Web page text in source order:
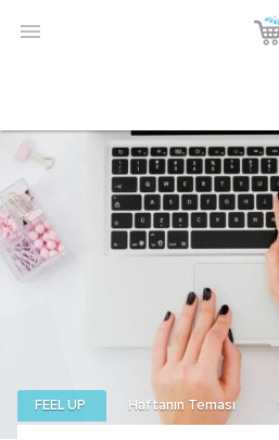

FEEL UP Haftanın Teması